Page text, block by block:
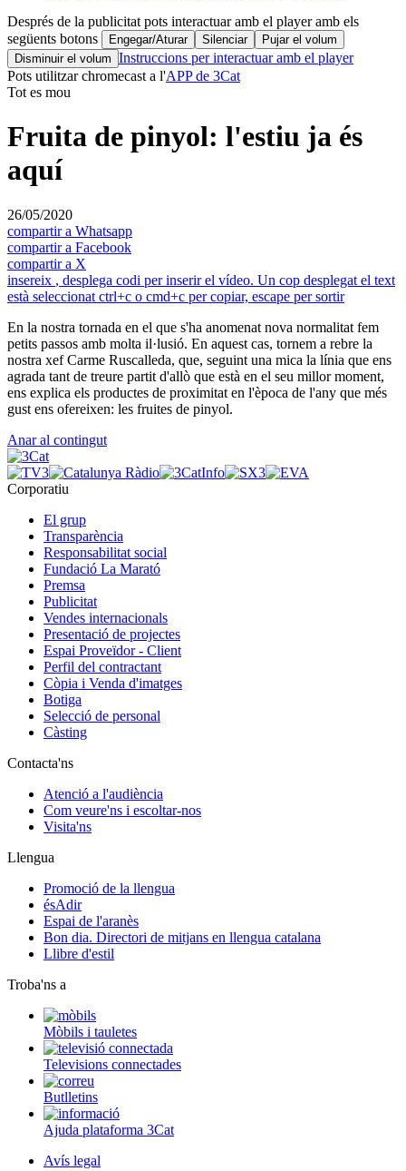
Després de la publicitat pots interactuar amb el player amb els
següents botons
Engegar/Aturar Silenciar
Pujar el volum
Disminuir el volum Instruccions per interactuar amb el player
Pots utilitzar chromecast a l'APP de 3Cat
Tot es mou
Fruita de pinyol: l'estiu ja és
aquí
26/05/2020
compartir a Whatsapp
compartir a Facebook
compartir a X
insereix , desplega codi per inserir el vídeo. Un cop desplegat el text
està seleccionat ctrl+c o cmd+c per copiar, escape per sortir
En la nostra tornada en el que s'ha anomenat nova normalitat fem
petits passos amb molta il·lusió. En aquest cas, tornem a rebre la
nostra xef Carme Ruscalleda, que, seguint una mica la línia que ens
agrada tant de treure partit d'allò que està en el seu millor moment,
ens explica els productes de proximitat en l'època de l'any que més
gust ens ofereixen: les fruites de pinyol.
Anar al contingut
Corporatiu
El grup
Transparència
Responsabilitat social
Fundació La Marató
Premsa
Publicitat
Vendes internacionals
Presentació de projectes
Espai Proveïdor - Client
Perfil del contractant
Còpia i Venda d'imatges
Botiga
Selecció de personal
Càsting
Contacta'ns
Atenció a l'audiència
Com veure'ns i escoltar-nos
Visita'ns
Llengua
Promoció de la llengua
ésAdir
Espai de l'aranès
Bon dia. Directori de mitjans en llengua catalana
Llibre d'estil
Troba'ns a
Mòbils i tauletes
Televisions connectades
Butlletins
Ajuda plataforma 3Cat
Avís legal